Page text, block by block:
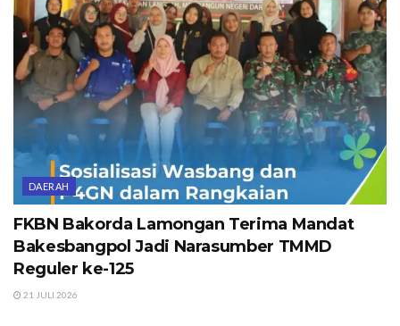
DAERAH
FKBN Bakorda Lamongan Terima Mandat
Bakesbangpol Jadi Narasumber TMMD
Reguler ke-125
21 JULI 2026